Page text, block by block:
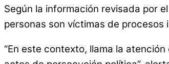
Según la información revisada por
personas son víctimas de procesos
“En este contexto, llama la